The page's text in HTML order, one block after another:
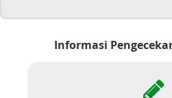
Informasi